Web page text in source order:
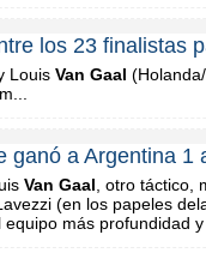
los 23 finalistas
Louis Van Gaal
ganó a Argentina 1
Van Gaal , otro táctico,
(en los papeles
más profundidad